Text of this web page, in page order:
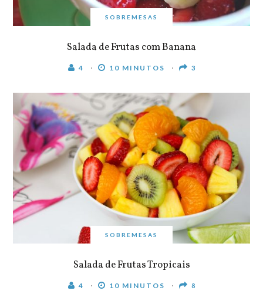
SOBREMESAS
Salada de Frutas com Banana
4 10 MINUTOS 3
SOBREMESAS
Salada de Frutas Tropicais
4 10 MINUTOS 8